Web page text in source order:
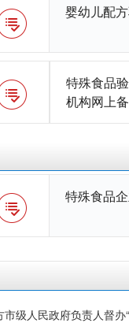
婴幼儿配
特殊食品
机构网上
特殊食品
级人民政府负责人督办